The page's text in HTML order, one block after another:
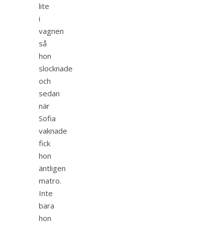
lite
i
vagnen
så
hon
slocknade
och
sedan
när
Sofia
vaknade
fick
hon
äntligen
matro.
Inte
bara
hon